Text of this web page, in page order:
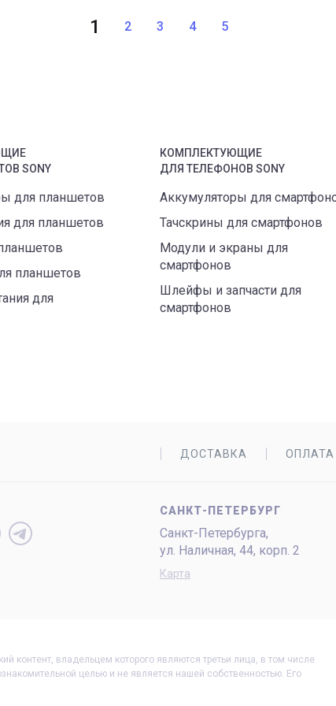
1 2 3 4 5
ОВ SONY
для планшетов
для планшетов
планшетов
для
КОМПЛЕКТУЮЩИЕ
ДЛЯ ТЕЛЕФОНОВ SONY
Аккумуляторы для
Тачскрины для смартфонов
Модули и экраны для
смартфонов
Шлейфы и запчасти для
смартфонов
ДОСТАВКА ОПЛАТА
САНКТ-ПЕТЕРБУРГ
Санкт-Петербургa,
ул. Наличная, 44, корп. 2
Карта
контент, владельцем которого являются третьи лица, в том числе
целью и не является нашей собственностью. Его